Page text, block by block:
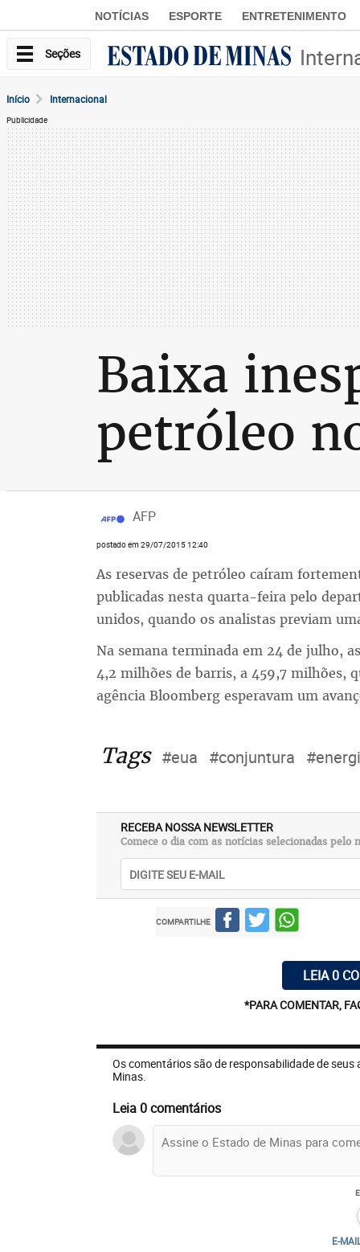
NOTÍCIAS ESPORTE ENTRETENIMENTO
Seções
Início Internacional
Publicidade
Baixa
petróleo
AFP
postado em 29/07/2015 12:40
As reservas de petróleo caíram
publicadas nesta quarta-feira pelo
unidos, quando os analistas previam
Na semana terminada em 24 de julho,
4,2 milhões de barris, a 459,7 milhões,
agência Bloomberg esperavam um
Tags #eua #conjuntura
RECEBA NOSSA NEWSLETTER
Comece o dia com as notícias selecionadas pelo
COMPARTILHE
LEIA 0
*PARA COMENTAR,
Os comentários são de responsabilidade de
Minas.
Leia 0 comentários
E-